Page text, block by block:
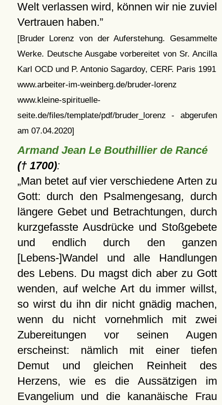
Welt verlassen wird, können wir nie zuviel
Vertrauen haben.
[Bruder Lorenz von der Auferstehung. Gesammelte
Werke. Deutsche Ausgabe vorbereitet von Sr. Ancilla
Karl OCD und P. Antonio Sagardoy, CERF. Paris 1991
www.arbeiter-im-weinberg.de/bruder-lorenz
www.kleine-spirituelle-
seite.de/files/template/pdf/bruder_lorenz - abgerufen
am 07.04.2020]
Armand Jean Le Bouthillier de Rancé
(† 1700):
Man betet auf vier verschiedene Arten zu
Gott: durch den Psalmengesang, durch
längere Gebet und Betrachtungen, durch
kurzgefasste Ausdrücke und Stoßgebete
und endlich durch den ganzen
[Lebens-]Wandel und alle Handlungen
des Lebens. Du magst dich aber zu Gott
wenden, auf welche Art du immer willst,
so wirst du ihn dir nicht gnädig machen,
wenn du nicht vornehmlich mit zwei
Zubereitungen vor seinen Augen
erscheinst: nämlich mit einer tiefen
Demut und gleichen Reinheit des
Herzens, wie es die Aussätzigen im
Evangelium und die kananäische Frau